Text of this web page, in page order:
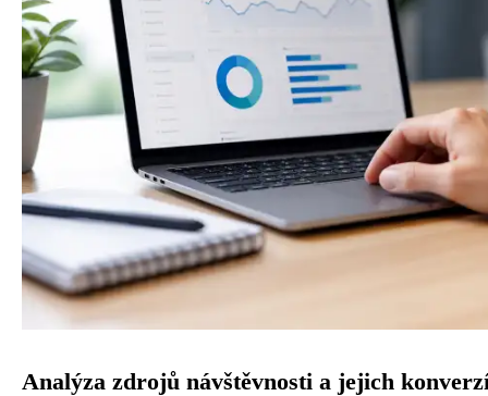
Analýza zdrojů návštěvnosti a jejich